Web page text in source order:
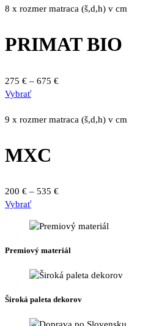
produktu.
through
má
Možnosti
vybrať
na
produktu.
8 x rozmer matraca (š,d,h) v cm
PRIMAT BIO
275 € – 675 €Price
through
VybraťTento
má
Možnosti
vybrať
na
stránke
9 x rozmer matraca (š,d,h) v cm
MXC
200 € – 535 €Price
through
VybraťTento
má
variantov.
Možnosti
si
vybrať
na
Premiový materiál
Široká paleta dekorov